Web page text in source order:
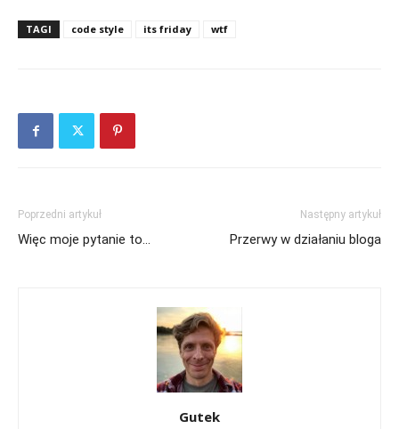
TAGI code style its friday wtf
Poprzedni artykuł
Więc moje pytanie to…
Następny artykuł
Przerwy w działaniu bloga
Gutek